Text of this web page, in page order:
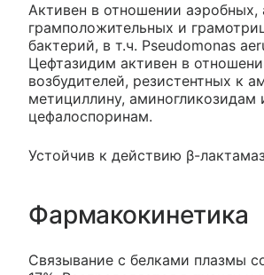
Активен в отношении аэробных,
грамположительных и
бактерий, в т.ч. Pseudomonas
Цефтазидим активен в
возбудителей, резистентных к
метициллину, аминогликозидам
цефалоспоринам.
Устойчив к действию β-
Фармакокинетика
Связывание с белками плазмы